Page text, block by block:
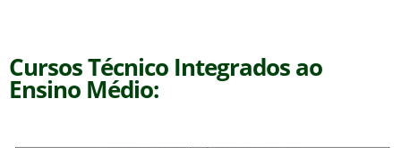
Cursos Técnico Integrados ao
Ensino Médio: